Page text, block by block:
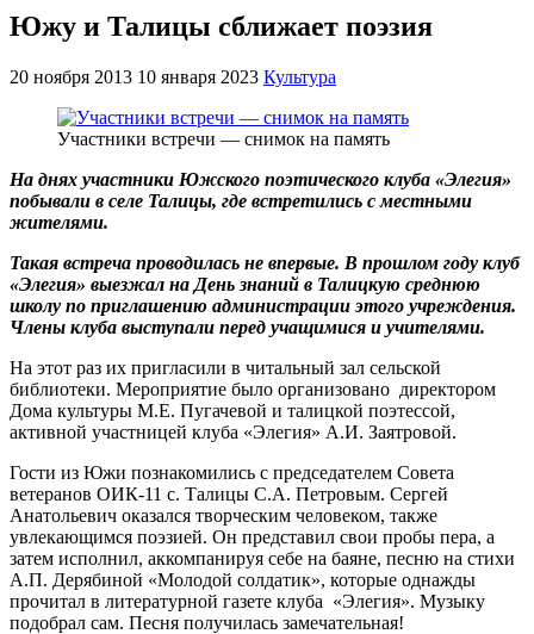
Южу и Талицы сближает поэзия
20 ноября 2013 10 января 2023 Культура
Участники встречи — снимок на память
На днях участники Южского поэтического клуба «Элегия»
побывали в селе Талицы, где встретились с местными
жителями.
Такая встреча проводилась не впервые. В прошлом году клуб
«Элегия» выезжал на День знаний в Талицкую среднюю
школу по приглашению администрации этого учреждения.
Члены клуба выступали перед учащимися и учителями.
На этот раз их пригласили в читальный зал сельской
библиотеки. Мероприятие было организовано директором
Дома культуры М.Е. Пугачевой и талицкой поэтессой,
активной участницей клуба «Элегия» А.И. Заятровой.
Гости из Южи познакомились с председателем Совета
ветеранов ОИК-11 с. Талицы С.А. Петровым. Сергей
Анатольевич оказался творческим человеком, также
увлекающимся поэзией. Он представил свои пробы пера, а
затем исполнил, аккомпанируя себе на баяне, песню на стихи
А.П. Дерябиной «Молодой солдатик», которые однажды
прочитал в литературной газете клуба «Элегия». Музыку
подобрал сам. Песня получилась замечательная!